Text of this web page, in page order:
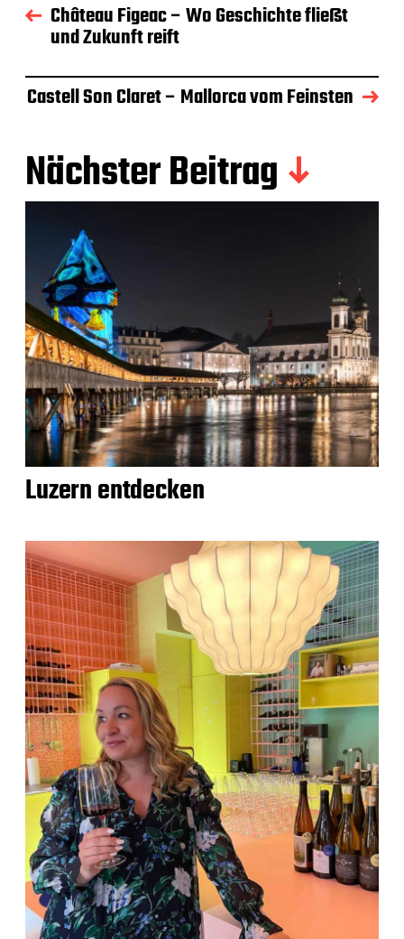
Château Figeac – Wo Geschichte fließt
und Zukunft reift
Castell Son Claret – Mallorca vom Feinsten
Nächster Beitrag
Luzern entdecken